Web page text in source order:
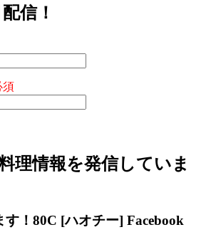
信！
理情報を発信していま
！80C [ハオチー] Facebook